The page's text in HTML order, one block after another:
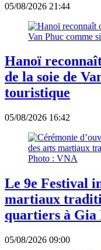
05/08/2026 21:44
Hanoï
de la soie de
touristique
05/08/2026 16:42
Le 9e Festival
martiaux
quartiers à Gia
05/08/2026 09:00